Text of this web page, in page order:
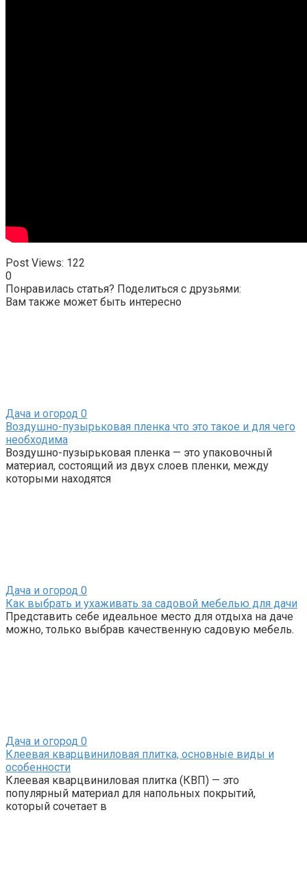
Post Views: 122
0
Понравилась статья? Поделиться с друзьями:
Вам также может быть интересно
Дача и огород 0
Воздушно-пузырьковая пленка что это такое и для чего
необходима
Воздушно-пузырьковая пленка — это упаковочный
материал, состоящий из двух слоев пленки, между
которыми находятся
Дача и огород 0
Как выбрать и ухаживать за садовой мебелью для дачи
Представить себе идеальное место для отдыха на даче
можно, только выбрав качественную садовую мебель.
Дача и огород 0
Клеевая кварцвиниловая плитка, основные виды и
особенности
Клеевая кварцвиниловая плитка (КВП) — это
популярный материал для напольных покрытий,
который сочетает в